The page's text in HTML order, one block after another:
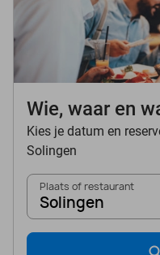
Wie, waar en
Kies je datum en
Solingen
Plaats of restaurant
Solingen